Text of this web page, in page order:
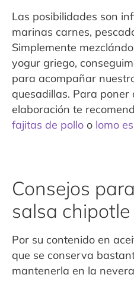
Las posibilidades son
marinas carnes,
Simplemente
yogur griego,
para acompañar
quesadillas. Para poner
elaboración te
fajitas de pollo o lomo
Consejos
salsa chipotle
Por su contenido en
que se conserva
mantenerla en la